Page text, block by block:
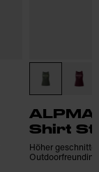
Shirt
Höher